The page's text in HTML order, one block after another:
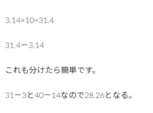
3.14×10=31.4
31.4－3.14
これも分けたら簡単です。
31－3と40－14なので28.26となる。